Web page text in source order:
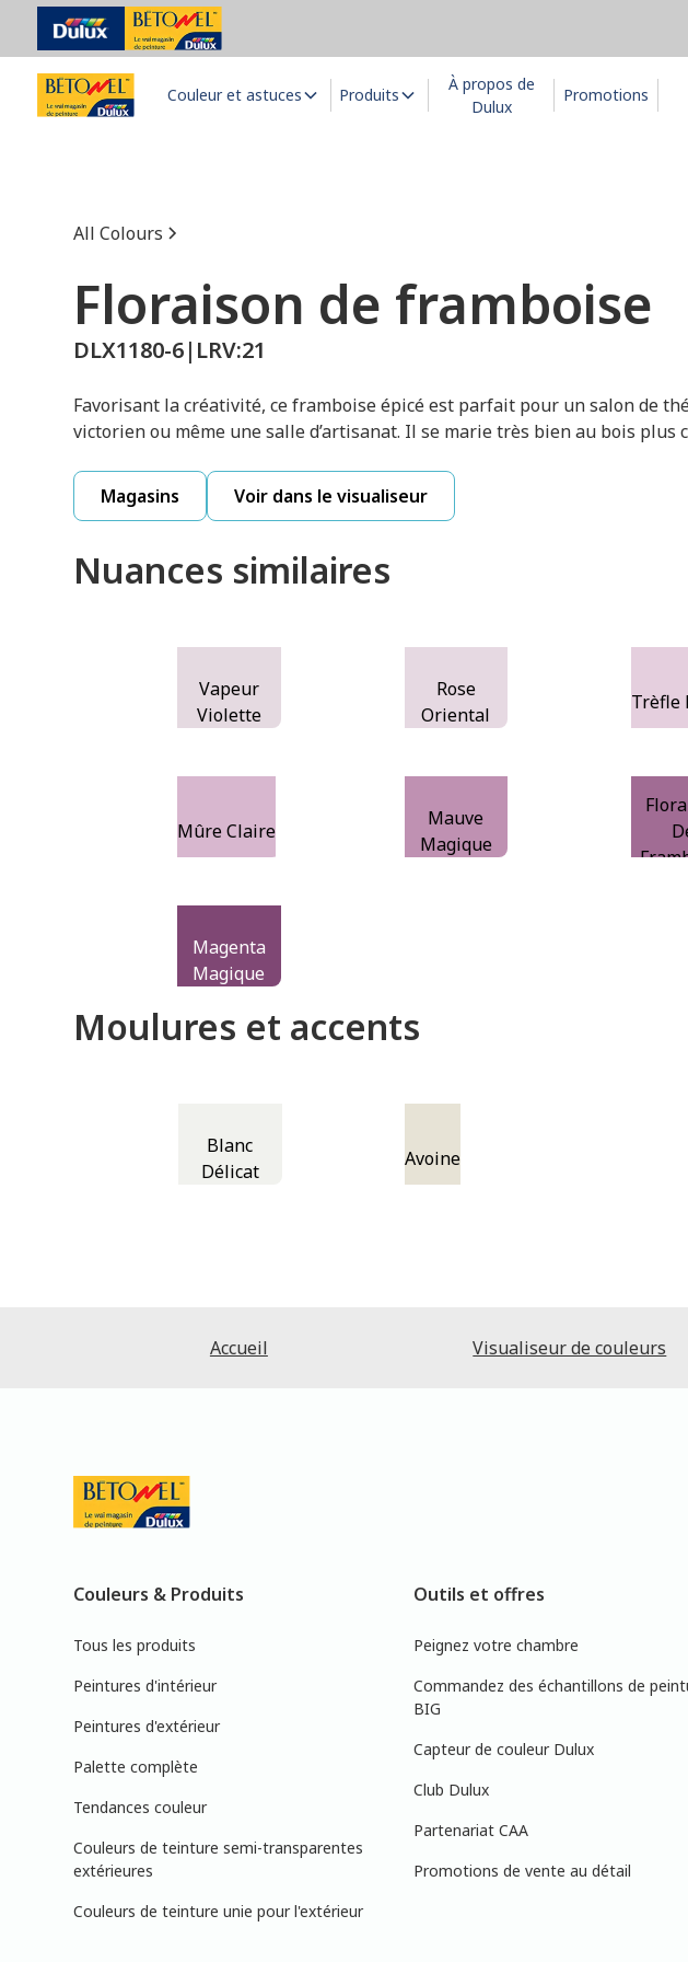
Couleur et astuces Produits
À propos de
Dulux
Promotions
All Colours
Floraison de framboise
DLX1180-6| LRV:21
Favorisant la créativité, ce framboise épicé est parfait pour un salon de
victorien ou même une salle d’artisanat. Il se marie très bien au bois plus
Magasins Voir dans le visualiseur
Nuances similaires
Vapeur
Violette
Rose
Oriental
Trèfle
Mûre Claire
Mauve
Magique
Magenta
Magique
Moulures et accents
Blanc
Délicat
Avoine
Accueil Visualiseur de couleurs
Couleurs & Produits
Tous les produits
Peintures d'intérieur
Peintures d'extérieur
Palette complète
Tendances couleur
Couleurs de teinture semi-transparentes
extérieures
Couleurs de teinture unie pour l'extérieur
Outils et offres
Peignez votre chambre
Commandez des échantillons de
BIG
Capteur de couleur Dulux
Club Dulux
Partenariat CAA
Promotions de vente au détail